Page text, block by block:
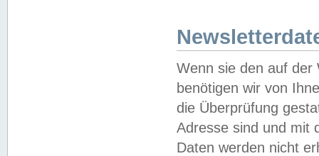
Wenn sie den auf der
benötigen wir von
die Überprüfung
Adresse sind und mit
Daten werden nicht